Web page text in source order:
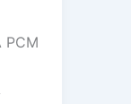
РСМ